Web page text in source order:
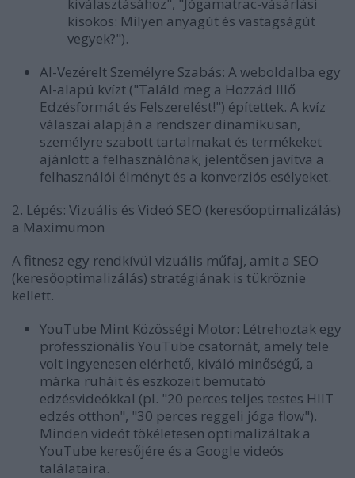
kisokos: Milyen anyagút és vastagságút
vegyek?").
AI-Vezérelt Személyre Szabás: A weboldalba egy
AI-alapú kvízt ("Találd meg a Hozzád Illő
Edzésformát és Felszerelést!") építettek. A kvíz
válaszai alapján a rendszer dinamikusan,
személyre szabott tartalmakat és termékeket
ajánlott a felhasználónak, jelentősen javítva a
felhasználói élményt és a konverziós esélyeket.
2. Lépés: Vizuális és Videó SEO (keresőoptimalizálás)
a Maximumon
A fitnesz egy rendkívül vizuális műfaj, amit a SEO
(keresőoptimalizálás) stratégiának is tükröznie
kellett.
YouTube Mint Közösségi Motor: Létrehoztak egy
professzionális YouTube csatornát, amely tele
volt ingyenesen elérhető, kiváló minőségű, a
márka ruháit és eszközeit bemutató
edzésvideókkal (pl. "20 perces teljes testes HIIT
edzés otthon", "30 perces reggeli jóga flow").
Minden videót tökéletesen optimalizáltak a
YouTube keresőjére és a Google videós
találataira.